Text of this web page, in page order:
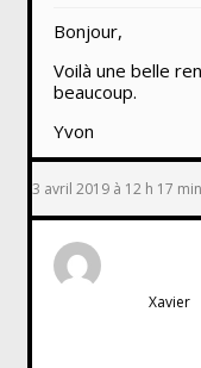
Bonjour,
Voilà une belle
beaucoup.
Yvon
3 avril 2019 à 12 h 17 min
Xavier